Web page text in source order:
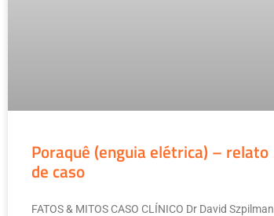
Poraquê (enguia elétrica) – relato
de caso
FATOS & MITOS CASO CLÍNICO Dr David Szpilman